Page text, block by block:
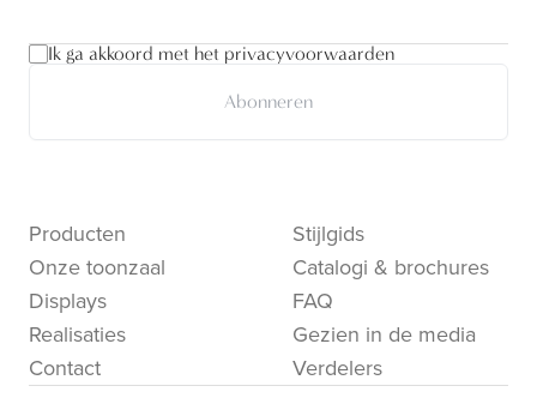
Ik ga akkoord met het privacyvoorwaarden
Abonneren
Producten
Onze toonzaal
Displays
Realisaties
Contact
Stijlgids
Catalogi & brochures
FAQ
Gezien in de media
Verdelers